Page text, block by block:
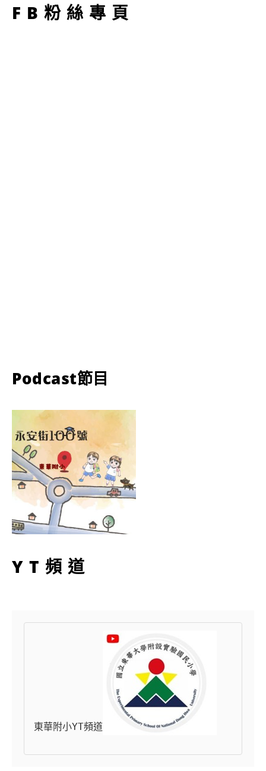
FB粉絲專頁
Podcast節目
YT頻道
東華附小YT頻道